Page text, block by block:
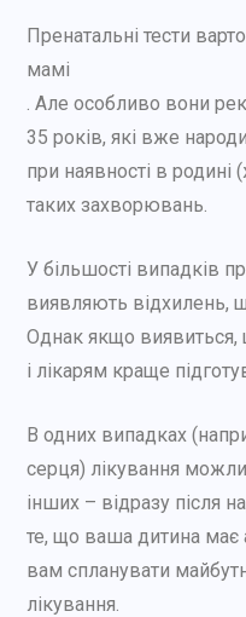
Пренатальні тести
мамі
. Але особливо вони
35 років, які вже
при наявності в родині
таких захворювань.
У більшості випадків
виявляють відхилень,
Однак якщо
і лікарям краще
В одних випадках
серця) лікування
інших – відразу після
те, що ваша дитина має
вам спланувати
лікування.